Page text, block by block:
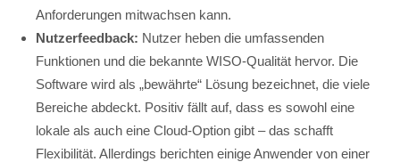
Anforderungen mitwachsen kann.
Nutzerfeedback: Nutzer heben die umfassenden
Funktionen und die bekannte WISO-Qualität hervor. Die
Software wird als „bewährte“ Lösung bezeichnet, die viele
Bereiche abdeckt. Positiv fällt auf, dass es sowohl eine
lokale als auch eine Cloud-Option gibt – das schafft
Flexibilität. Allerdings berichten einige Anwender von einer